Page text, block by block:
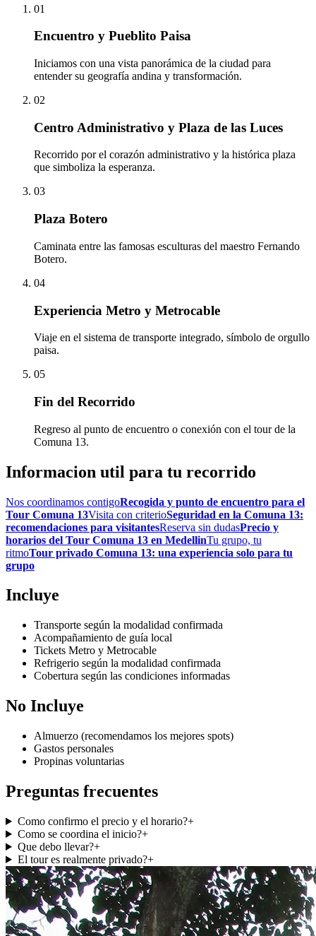
01
Encuentro y Pueblito Paisa
Iniciamos con una vista panorámica de la ciudad para
entender su geografía andina y transformación.
02
Centro Administrativo y Plaza de las Luces
Recorrido por el corazón administrativo y la histórica plaza
que simboliza la esperanza.
03
Plaza Botero
Caminata entre las famosas esculturas del maestro Fernando
Botero.
04
Experiencia Metro y Metrocable
Viaje en el sistema de transporte integrado, símbolo de orgullo
paisa.
05
Fin del Recorrido
Regreso al punto de encuentro o conexión con el tour de la
Comuna 13.
Informacion util para tu recorrido
Nos coordinamos contigoRecogida y punto de encuentro para el
Tour Comuna 13Visita con criterioSeguridad en la Comuna 13:
recomendaciones para visitantesReserva sin dudasPrecio y
horarios del Tour Comuna 13 en MedellinTu grupo, tu
ritmoTour privado Comuna 13: una experiencia solo para tu
grupo
Incluye
Transporte según la modalidad confirmada
Acompañamiento de guía local
Tickets Metro y Metrocable
Refrigerio según la modalidad confirmada
Cobertura según las condiciones informadas
No Incluye
Almuerzo (recomendamos los mejores spots)
Gastos personales
Propinas voluntarias
Preguntas frecuentes
Como confirmo el precio y el horario?+
Como se coordina el inicio?+
Que debo llevar?+
El tour es realmente privado?+